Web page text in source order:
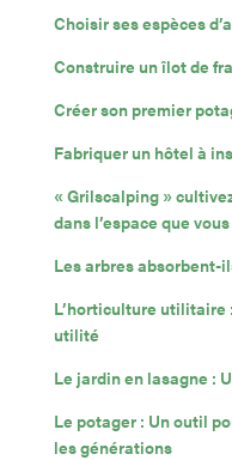
Choisir ses espèces
Construire un îlot de
Créer son premier
Fabriquer un hôtel à
« Grilscalping »
dans l’espace que
Les arbres absorbent-
L’horticulture utilitaire
utilité
Le jardin en lasagne :
Le potager : Un outil
les générations